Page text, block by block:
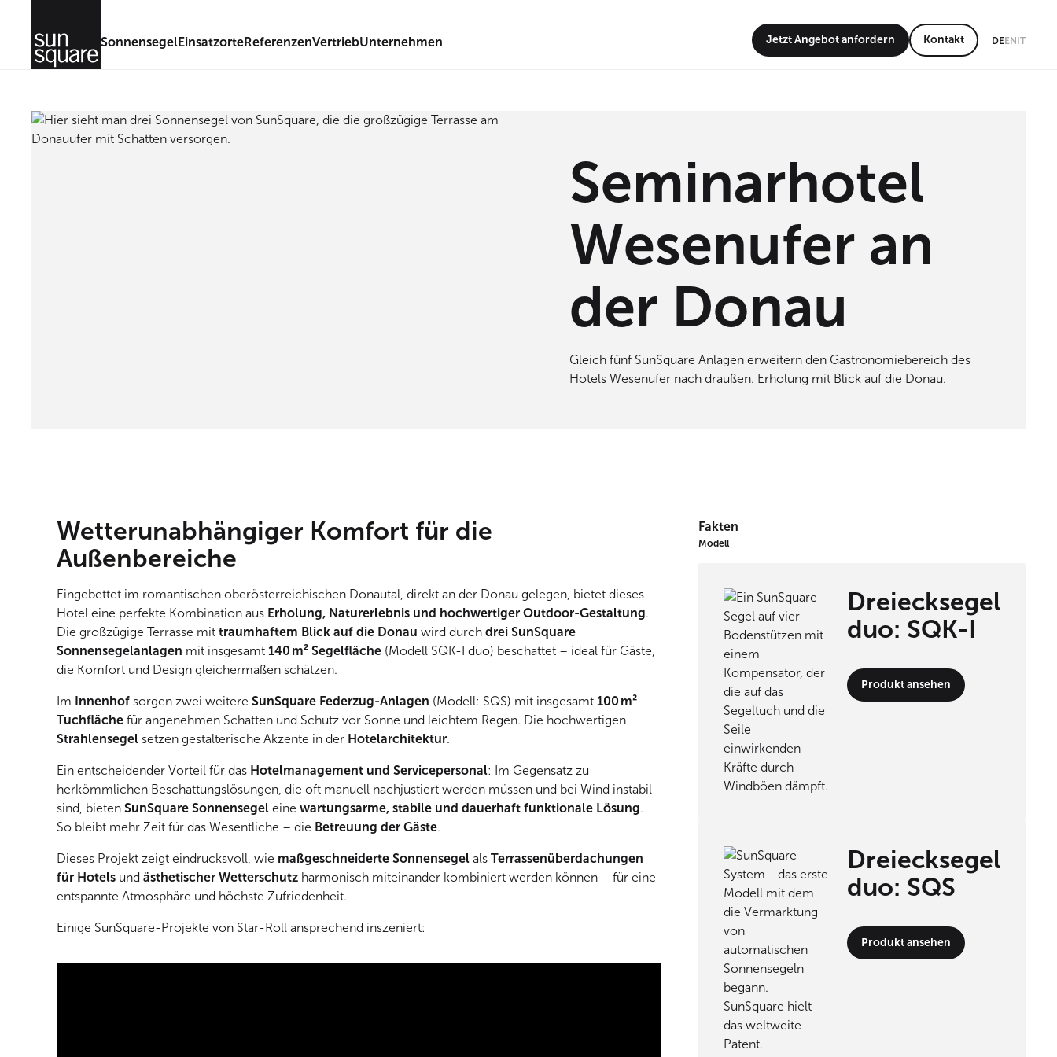
SonnensegelEinsatzorteReferenzenVertriebUnternehmen Jetzt Angebot anfordern Kontakt DEEN IT
Seminarhotel
Wesenufer an
der Donau
Gleich fünf SunSquare Anlagen erweitern den Gastronomiebereich des
Hotels Wesenufer nach draußen. Erholung mit Blick auf die Donau.
Wetterunabhängiger Komfort für die
Außenbereiche
Eingebettet im romantischen oberösterreichischen Donautal, direkt an der Donau gelegen, bietet dieses
Hotel eine perfekte Kombination aus Erholung, Naturerlebnis und hochwertiger Outdoor-Gestaltung.
Die großzügige Terrasse mit traumhaftem Blick auf die Donau wird durch drei SunSquare
Sonnensegelanlagen mit insgesamt 140 m² Segelfläche (Modell SQK-I duo) beschattet – ideal für Gäste,
die Komfort und Design gleichermaßen schätzen.
Im Innenhof sorgen zwei weitere SunSquare Federzug-Anlagen (Modell: SQS) mit insgesamt 100 m²
Tuchfläche für angenehmen Schatten und Schutz vor Sonne und leichtem Regen. Die hochwertigen
Strahlensegel setzen gestalterische Akzente in der Hotelarchitektur.
Ein entscheidender Vorteil für das Hotelmanagement und Servicepersonal: Im Gegensatz zu
herkömmlichen Beschattungslösungen, die oft manuell nachjustiert werden müssen und bei Wind instabil
sind, bieten SunSquare Sonnensegel eine wartungsarme, stabile und dauerhaft funktionale Lösung.
So bleibt mehr Zeit für das Wesentliche – die Betreuung der Gäste.
Dieses Projekt zeigt eindrucksvoll, wie maßgeschneiderte Sonnensegel als Terrassenüberdachungen
für Hotels und ästhetischer Wetterschutz harmonisch miteinander kombiniert werden können – für eine
entspannte Atmosphäre und höchste Zufriedenheit.
Einige SunSquare-Projekte von Star-Roll ansprechend inszeniert:
Fakten
Modell
Dreiecksegel
duo: SQK-I
Produkt ansehen
Dreiecksegel
duo: SQS
Produkt ansehen